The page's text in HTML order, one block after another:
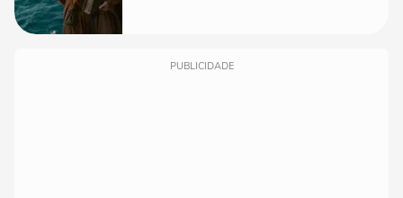
PUBLICIDADE